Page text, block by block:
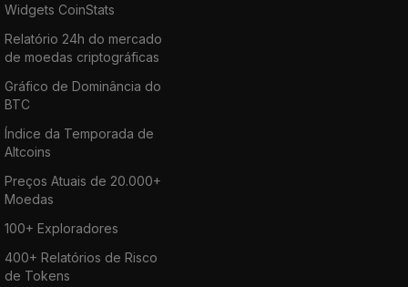
Widgets CoinStats
Relatório 24h do mercado
de moedas criptográficas
Gráfico de Dominância do
BTC
Índice da Temporada de
Altcoins
Preços Atuais de 20.000+
Moedas
100+ Exploradores
400+ Relatórios de Risco
de Tokens